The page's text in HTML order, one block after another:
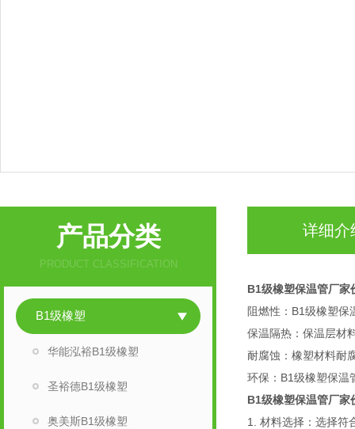
产品分类
PRODUCT CLASSIFICATION
B1级橡塑
华能泓裕B1级橡塑
圣裕德B1级橡塑
奥美斯B1级橡塑
详细介
B1级橡塑保温管厂家
阻燃性：B1级橡塑保
保温隔热：保温层材
耐腐蚀：橡塑材料耐
环保：B1级橡塑保温
B1级橡塑保温管厂家
1. 材料选择：选择符